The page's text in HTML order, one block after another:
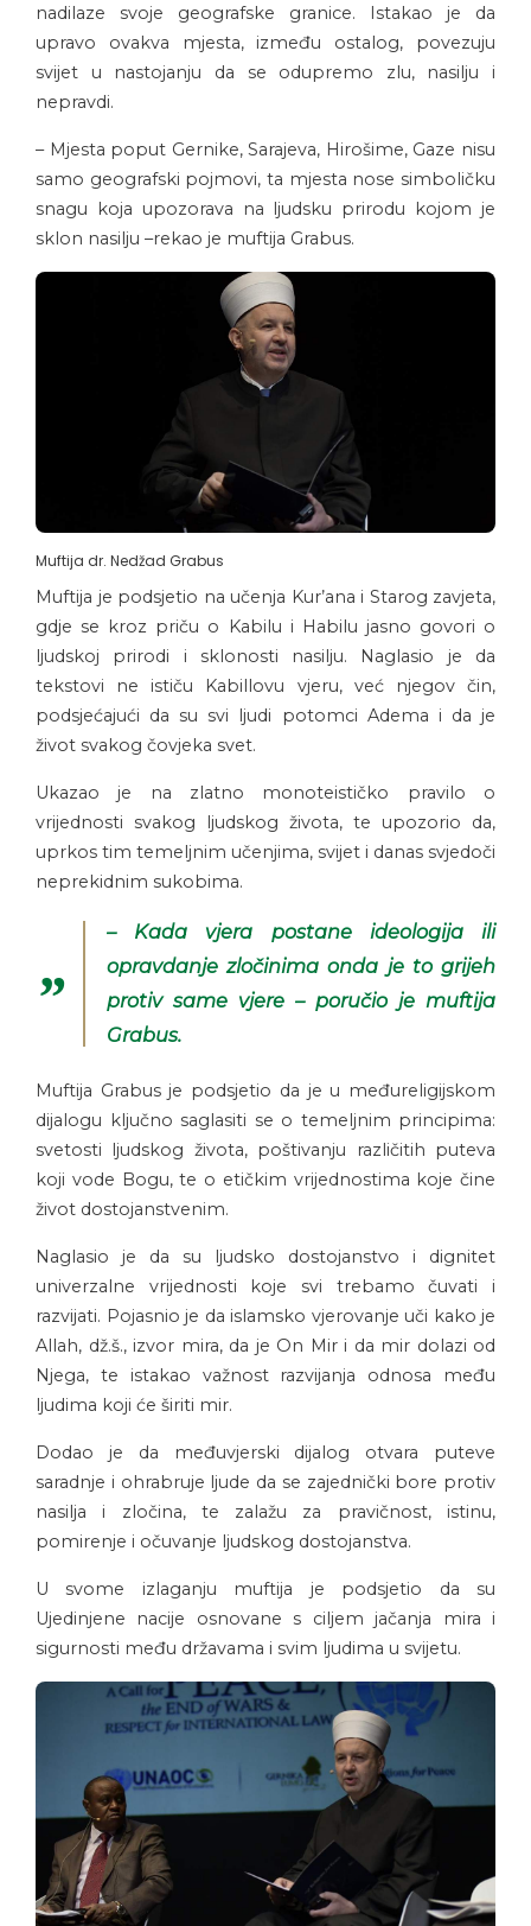
nadilaze svoje geografske granice. Istakao je da
upravo ovakva mjesta, između ostalog, povezuju
svijet u nastojanju da se odupremo zlu, nasilju i
nepravdi.
– Mjesta poput Gernike, Sarajeva, Hirošime, Gaze nisu
samo geografski pojmovi, ta mjesta nose simboličku
snagu koja upozorava na ljudsku prirodu kojom je
sklon nasilju –rekao je muftija Grabus.
Muftija dr. Nedžad Grabus
Muftija je podsjetio na učenja Kur’ana i Starog zavjeta,
gdje se kroz priču o Kabilu i Habilu jasno govori o
ljudskoj prirodi i sklonosti nasilju. Naglasio je da
tekstovi ne ističu Kabillovu vjeru, već njegov čin,
podsjećajući da su svi ljudi potomci Adema i da je
život svakog čovjeka svet.
Ukazao je na zlatno monoteističko pravilo o
vrijednosti svakog ljudskog života, te upozorio da,
uprkos tim temeljnim učenjima, svijet i danas svjedoči
neprekidnim sukobima.
– Kada vjera postane ideologija ili
opravdanje zločinima onda je to grijeh
protiv same vjere – poručio je muftija
Grabus.
Muftija Grabus je podsjetio da je u međureligijskom
dijalogu ključno saglasiti se o temeljnim principima:
svetosti ljudskog života, poštivanju različitih puteva
koji vode Bogu, te o etičkim vrijednostima koje čine
život dostojanstvenim.
Naglasio je da su ljudsko dostojanstvo i dignitet
univerzalne vrijednosti koje svi trebamo čuvati i
razvijati. Pojasnio je da islamsko vjerovanje uči kako je
Allah, dž.š., izvor mira, da je On Mir i da mir dolazi od
Njega, te istakao važnost razvijanja odnosa među
ljudima koji će širiti mir.
Dodao je da međuvjerski dijalog otvara puteve
saradnje i ohrabruje ljude da se zajednički bore protiv
nasilja i zločina, te zalažu za pravičnost, istinu,
pomirenje i očuvanje ljudskog dostojanstva.
U svome izlaganju muftija je podsjetio da su
Ujedinjene nacije osnovane s ciljem jačanja mira i
sigurnosti među državama i svim ljudima u svijetu.